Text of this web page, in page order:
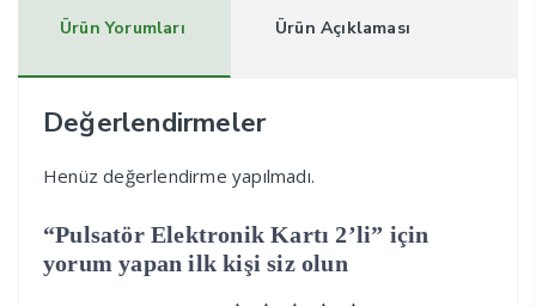
Ürün Yorumları Ürün Açıklaması
Değerlendirmeler
Henüz değerlendirme yapılmadı.
“Pulsatör Elektronik Kartı 2’li” için
yorum yapan ilk kişi siz olun